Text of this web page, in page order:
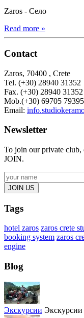
Zaros - Село
Read more »
Contact
Zaros, 70400 , Crete
Tel. (+30) 28940 31352
Fax. (+30) 28940 31352
Mob.(+30) 69705 79395
Email:
Newsletter
To join our private club,
JOIN.
Tags
hotel zaros zaros crete
booking system zaros
engine
Blog
Экскурсии Экскурсии